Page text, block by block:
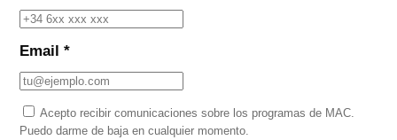
Email *
Acepto recibir comunicaciones sobre los programas de MAC.
Puedo darme de baja en cualquier momento.